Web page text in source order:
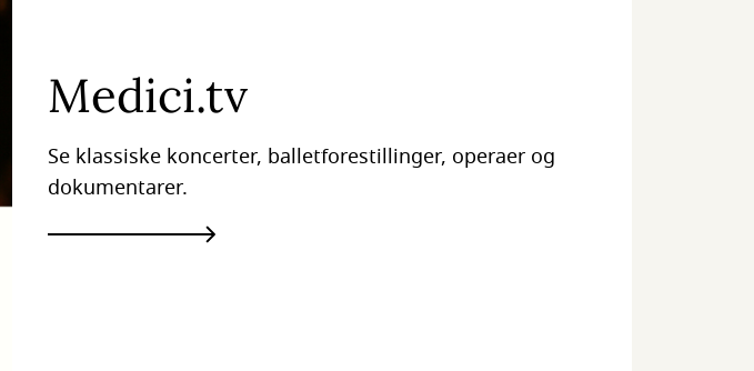
Medici.tv
Se klassiske koncerter, balletforestillinger, operaer og
dokumentarer.